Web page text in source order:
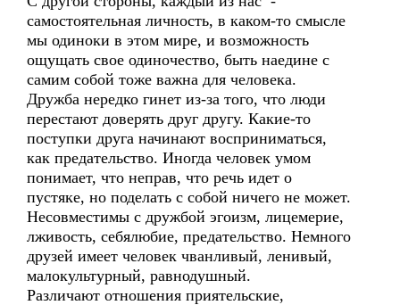
самостоятельная личность, в каком-то смысле
мы одиноки в этом мире, и возможность
ощущать свое одиночество, быть наедине с
самим собой тоже важна для человека.
Дружба нередко гинет из-за того, что люди
перестают доверять друг другу. Какие-то
поступки друга начинают восприниматься,
как предательство. Иногда человек умом
понимает, что неправ, что речь идет о
пустяке, но поделать с собой ничего не может.
Несовместимы с дружбой эгоизм, лицемерие,
лживость, себялюбие, предательство. Немного
друзей имеет человек чванливый, ленивый,
малокультурный, равнодушный.
Различают отношения приятельские,